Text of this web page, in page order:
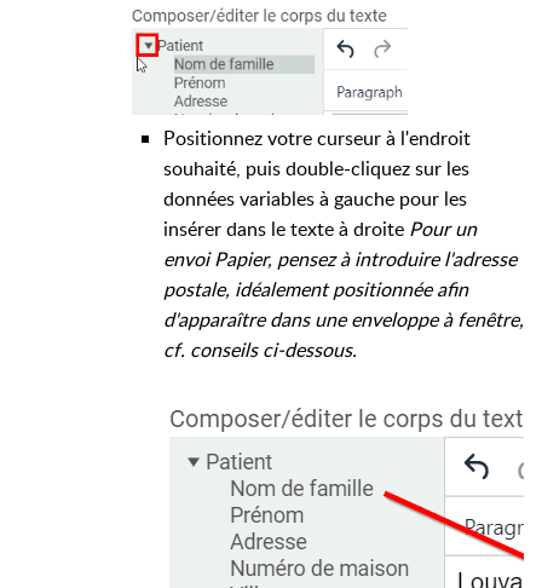
Positionnez votre curseur à l'endroit
souhaité, puis double-cliquez sur les
données variables à gauche pour les
insérer dans le texte à droite Pour un
envoi Papier, pensez à introduire l'adresse
postale, idéalement positionnée afin
d'apparaître dans une enveloppe à fenêtre,
cf. conseils ci-dessous.